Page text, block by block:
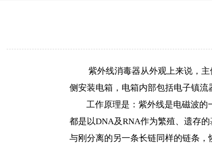
紫外线消毒器从外观上来说，
侧安装电箱，电箱内部包括电子镇流
工作原理是：紫外线是电磁波的
都是以DNA及RNA作为繁殖、遗存
与刚分离的另一条长链同样的链条